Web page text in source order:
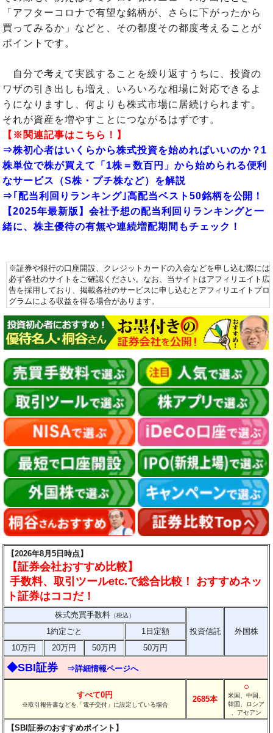
「アフターコロナで有望な銘柄が、さらに下がったから
買ってみるか」などと、その都度その都度考えることが
ポイントです。
自分で考えて実践することを繰り返すうちに、投資の
ワザの引き出しも増え、いろいろな相場に対応できるよ
うになりますし、何よりも株式市場に居続けられます。
それが資産を増やすことにつながるはずです。
【※関連記事はこちら！】
⇒株初心者はいくらから株式投資を始めればいいのか？1
株単位で株が買えて「1株＝数百円」から始められる便利
なサービス（S株・プチ株など）を解説
⇒｢配当利回りランキング｣高配当ベスト50銘柄を公開！
【2025年最新版】会社予想の配当利回りランキングと一
緒に、株主優待の有無や連続増配期間もチェック！
※証券や銀行の口座開設、クレジットカードの入会などを申し込む際には
必ず各社のサイトをご確認ください。なお、当サイトはアフィリエイト広
告を採用しており、掲載各社のサービスに申し込むとアフィリエイトプロ
グラムによる収益を得る場合があります。
【2026年8月5日時点】
【証券会社おすすめ比較】
手数料、取引ツールetc.で総合比較！ おすすめネッ
ト証券はココだ！
株式売買手数料 （税込）
投資信託 外国株
1約定ごと
1日定額
10万円
20万円 50万円 50万円
◆SBI証券 ⇒詳細情報ページへ
すべて0円
※取引報告書などを「電子交付」に設定している場合
2685本
○
米国、中国、
韓国、ロシア
、アセアン
【SBI証券のおすすめポイント】